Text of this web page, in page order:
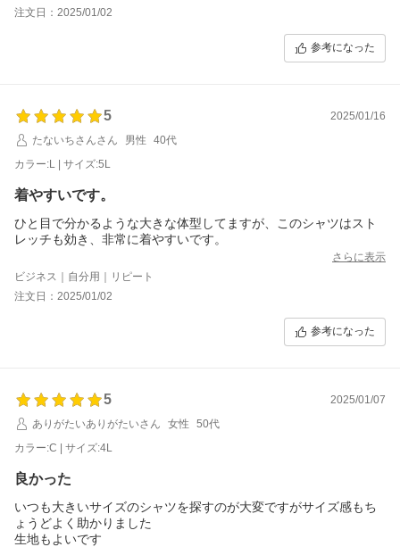
注文日：2025/01/02
参考になった
5
2025/01/16
たないちさんさん
男性
40代
カラー:L | サイズ:5L
着やすいです。
ひと目で分かるような大きな体型してますが、このシャツはスト
レッチも効き、非常に着やすいです。
さらに表示
ビジネス｜自分用｜リピート
注文日：2025/01/02
参考になった
5
2025/01/07
ありがたいありがたいさん
女性
50代
カラー:C | サイズ:4L
良かった
いつも大きいサイズのシャツを探すのが大変ですがサイズ感もち
ょうどよく助かりました
生地もよいです